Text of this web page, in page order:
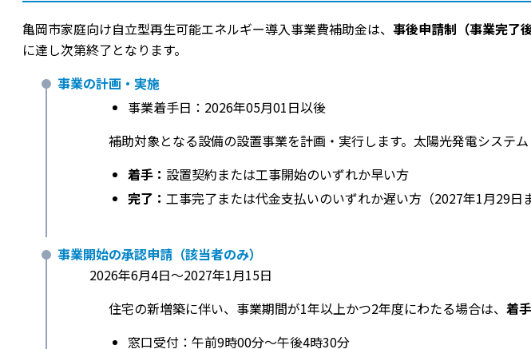
亀岡市家庭向け自立型再生可能エネルギー導入事業費補助金は、 事後申請制（事業完了
に達し次第終了となります。
事業の計画・実施
事業着手日：2026年05月01日以後
補助対象となる設備の設置事業を計画・実行します。太陽光発電システ
着手： 設置契約または工事開始のいずれか早い方
完了： 工事完了または代金支払いのいずれか遅い方（2027年1月29日
事業開始の承認申請（該当者のみ）
2026年6月4日〜2027年1月15日
住宅の新増築に伴い、事業期間が1年以上かつ2年度にわたる場合は、 着
窓口受付：午前9時00分〜午後4時30分